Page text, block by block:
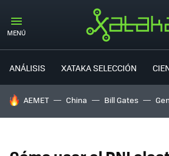
MENÚ
ANÁLISIS XATAKA SELECCIÓN
HOY SE HABLA DE
AEMET China Bill Gates